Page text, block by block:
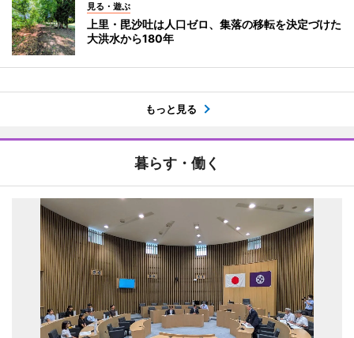
見る・遊ぶ
上里・毘沙吐は人口ゼロ、集落の移転を決定づけた
大洪水から180年
もっと見る
暮らす・働く